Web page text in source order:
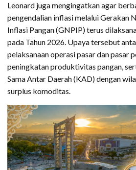
Leonard juga mengingatkan agar
pengendalian inflasi melalui Gerakan
Inflasi Pangan (GNPIP) terus
pada Tahun 2026. Upaya tersebut
pelaksanaan operasi pasar dan pasar
peningkatan produktivitas pangan,
Sama Antar Daerah (KAD) dengan
surplus komoditas.